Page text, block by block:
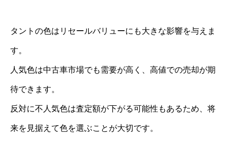
タントの色はリセールバリューにも大きな影響を与えま
す。
人気色は中古車市場でも需要が高く、高値での売却が期
待できます。
反対に不人気色は査定額が下がる可能性もあるため、将
来を見据えて色を選ぶことが大切です。